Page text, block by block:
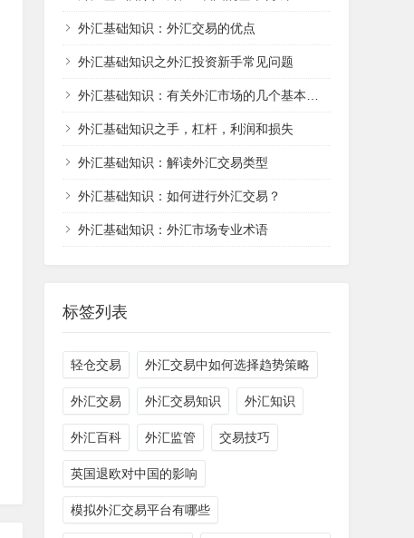
外汇基础知识：外汇交易的优点
外汇基础知识之外汇投资新手常见问题
外汇基础知识：有关外汇市场的几个基本概念
外汇基础知识之手，杠杆，利润和损失
外汇基础知识：解读外汇交易类型
外汇基础知识：如何进行外汇交易？
外汇基础知识：外汇市场专业术语
标签列表
轻仓交易 外汇交易中如何选择趋势策略
外汇交易 外汇交易知识 外汇知识
外汇百科 外汇监管 交易技巧
英国退欧对中国的影响
模拟外汇交易平台有哪些